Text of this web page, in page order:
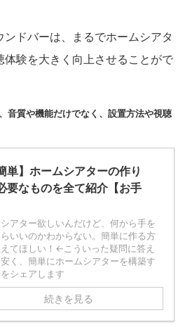
ドバーは、まるでホームシアタ
体験を大きく向上させることがで
音質や機能だけでなく、設置方法や視聴
単】ホームシアターの作り
要なものを全て紹介【お手
アター欲しいんだけど、何から手を
いいのかわからない。簡単に作る方
てほしい！←こういった疑問に答え
く、簡単にホームシアターを構築す
シェアします
続きを見る